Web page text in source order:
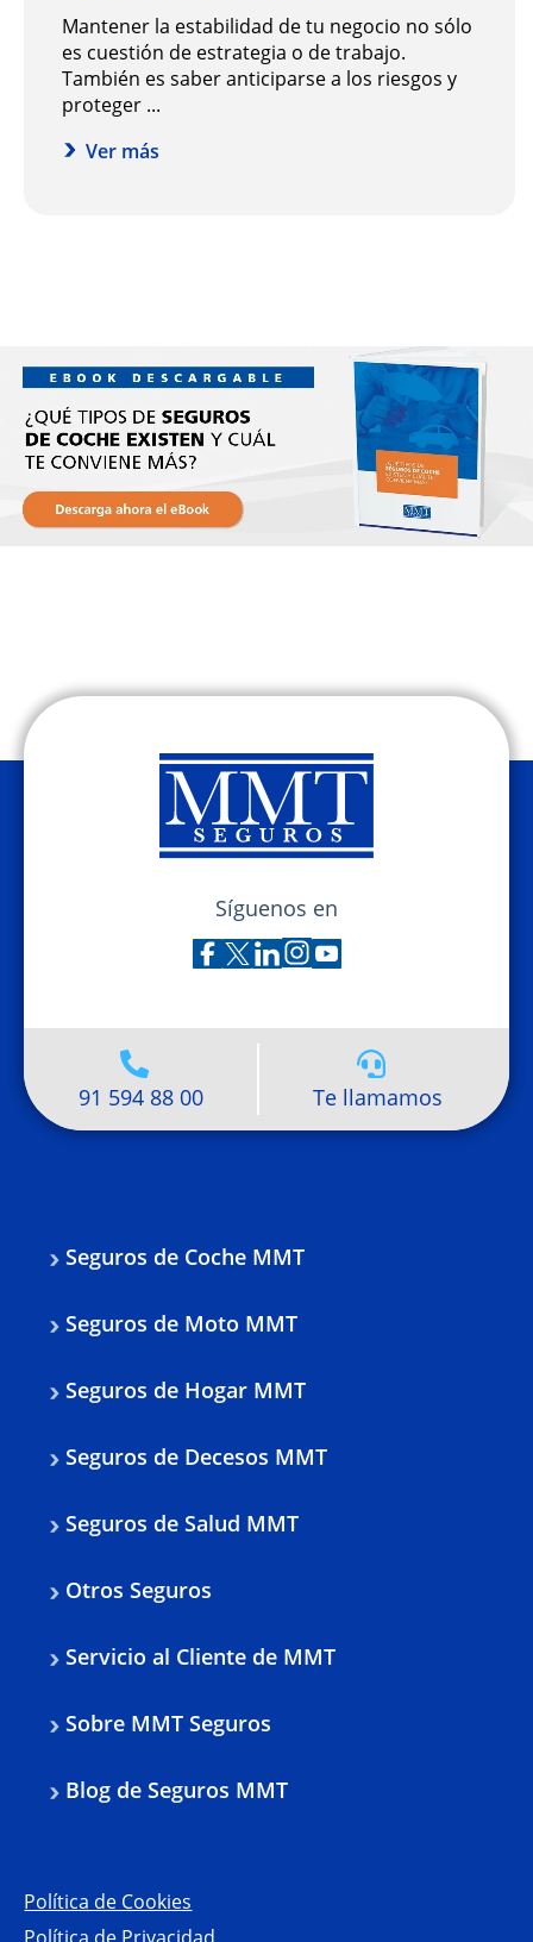
Mantener la estabilidad de tu negocio no sólo
es cuestión de estrategia o de trabajo.
También es saber anticiparse a los riesgos y
proteger ...
Ver más
Síguenos en
91 594 88 00 Te llamamos
Seguros de Coche MMT
Seguros de Moto MMT
Seguros de Hogar MMT
Seguros de Decesos MMT
Seguros de Salud MMT
Otros Seguros
Servicio al Cliente de MMT
Sobre MMT Seguros
Blog de Seguros MMT
Política de Cookies